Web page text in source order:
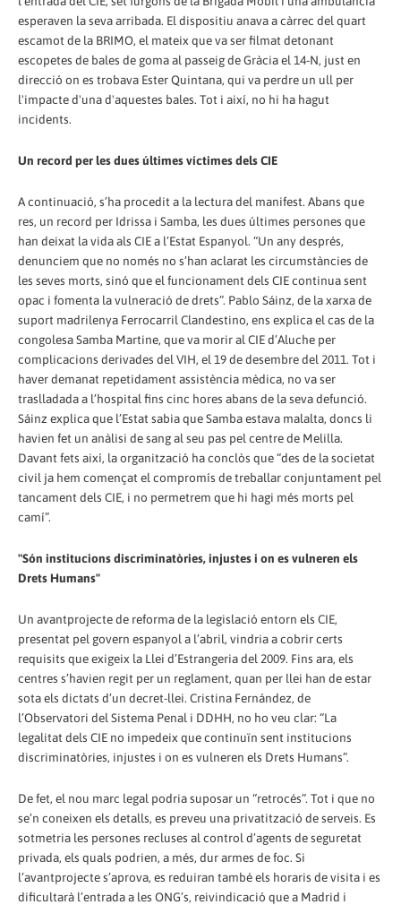
esperaven la seva arribada. El dispositiu anava a càrrec del quart
escamot de la BRIMO, el mateix que va ser filmat detonant
escopetes de bales de goma al passeig de Gràcia el 14-N, just en
direcció on es trobava Ester Quintana, qui va perdre un ull per
l'impacte d'una d'aquestes bales. Tot i així, no hi ha hagut
incidents.
Un record per les dues últimes víctimes dels CIE
A continuació, s’ha procedit a la lectura del manifest. Abans que
res, un record per Idrissa i Samba, les dues últimes persones que
han deixat la vida als CIE a l’Estat Espanyol. “Un any després,
denunciem que no només no s’han aclarat les circumstàncies de
les seves morts, sinó que el funcionament dels CIE continua sent
opac i fomenta la vulneració de drets”. Pablo Sáinz, de la xarxa de
suport madrilenya Ferrocarril Clandestino, ens explica el cas de la
congolesa Samba Martine, que va morir al CIE d’Aluche per
complicacions derivades del VIH, el 19 de desembre del 2011. Tot i
haver demanat repetidament assistència mèdica, no va ser
traslladada a l’hospital fins cinc hores abans de la seva defunció.
Sáinz explica que l’Estat sabia que Samba estava malalta, doncs li
havien fet un anàlisi de sang al seu pas pel centre de Melilla.
Davant fets així, la organització ha conclòs que “des de la societat
civil ja hem començat el compromís de treballar conjuntament pel
tancament dels CIE, i no permetrem que hi hagi més morts pel
camí”.
"Són institucions discriminatòries, injustes i on es vulneren els
Drets Humans"
Un avantprojecte de reforma de la legislació entorn els CIE,
presentat pel govern espanyol a l’abril, vindria a cobrir certs
requisits que exigeix la Llei d’Estrangeria del 2009. Fins ara, els
centres s’havien regit per un reglament, quan per llei han de estar
sota els dictats d’un decret-llei. Cristina Fernández, de
l’Observatori del Sistema Penal i DDHH, no ho veu clar: “La
legalitat dels CIE no impedeix que continuïn sent institucions
discriminatòries, injustes i on es vulneren els Drets Humans”.
De fet, el nou marc legal podria suposar un “retrocés”. Tot i que no
se’n coneixen els detalls, es preveu una privatització de serveis. Es
sotmetria les persones recluses al control d’agents de seguretat
privada, els quals podrien, a més, dur armes de foc. Si
l’avantprojecte s’aprova, es reduiran també els horaris de visita i es
dificultarà l’entrada a les ONG’s, reivindicació que a Madrid i